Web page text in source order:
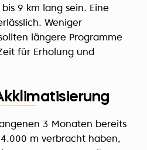
9 km lang sein. Eine
Weniger
längere Programme
für Erholung und
3 Monaten bereits
m verbracht haben,